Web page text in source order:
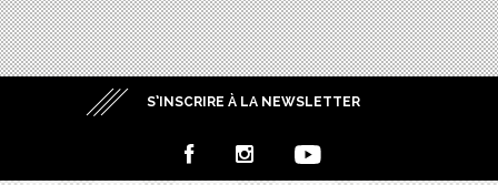
S’INSCRIRE À LA NEWSLETTER